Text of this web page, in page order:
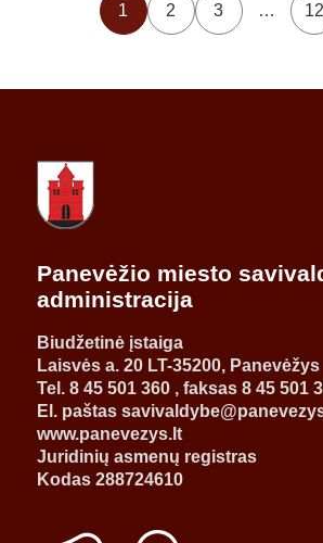
1 2 3 … 12
Panevėžio miesto
administracija
Biudžetinė įstaiga
Laisvės a. 20 LT-35200, Panevėžys
Tel. 8 45 501 360 , faksas 8 45 501
El. paštas
www.panevezys.lt
Juridinių asmenų registras
Kodas 288724610